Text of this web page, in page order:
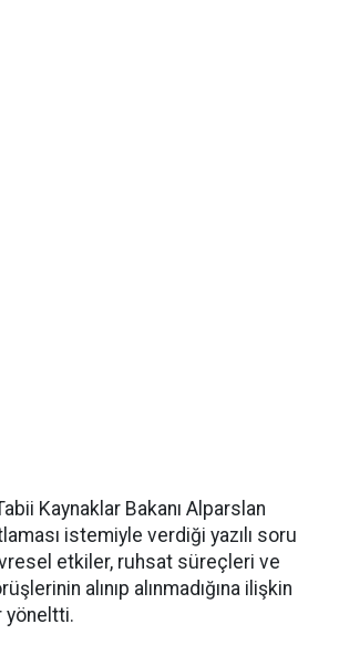
Kaynaklar Bakanı Alparslan
istemiyle verdiği yazılı soru
etkiler, ruhsat süreçleri ve
alınıp alınmadığına ilişkin
yöneltti.